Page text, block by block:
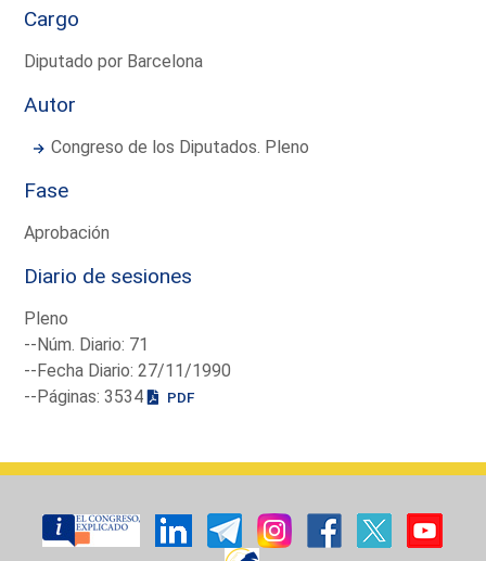
Cargo
Diputado por Barcelona
Autor
Congreso de los Diputados. Pleno
Fase
Aprobación
Diario de sesiones
Pleno
--Núm. Diario: 71
--Fecha Diario: 27/11/1990
--Páginas: 3534
PDF